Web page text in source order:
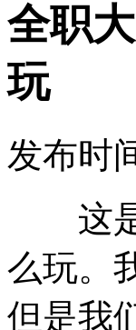
全职
玩
发布时
这是
么玩。
但是我